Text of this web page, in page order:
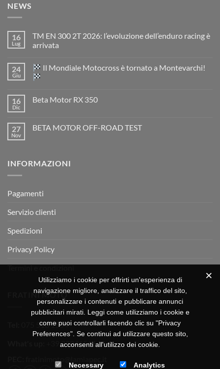
NEWS
16
Lug
TM EN 300 2T 2026: l’evoluzione dell’enduro racing è
arrivata
su
TM
EN
2026:
è
arrivata
24
Giu
Il Mondiale Motocross è tornato a Montevarchi!
su
Motocross
è
16
Dic
Beta Motor RX 350
Beta
27
Nov
BETA MOTOR OFF-ROAD TEST
MOTOR
INFORMAZIONI
Pagamenti
Servizio clienti
Spedizioni
Privacy Policy
Termini e condizioni
FRATINI MOTO
075 518 1504
+39 3334656649
Utilizziamo i cookie per offrirti un'esperienza di
navigazione migliore, analizzare il traffico del sito,
personalizzare i contenuti e pubblicare annunci
pubblicitari mirati. Leggi come utilizziamo i cookie e
come puoi controllarli facendo clic su "Privacy
Preferences". Se continui ad utilizzare questo sito,
acconsenti all'utilizzo dei cookie.
Necessary Analytics